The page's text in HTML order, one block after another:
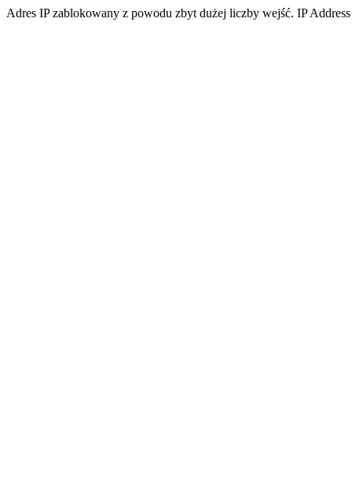
Adres IP zablokowany z powodu zbyt dużej liczby wejść. IP